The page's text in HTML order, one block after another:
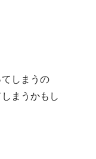
しまうの
まうかもし